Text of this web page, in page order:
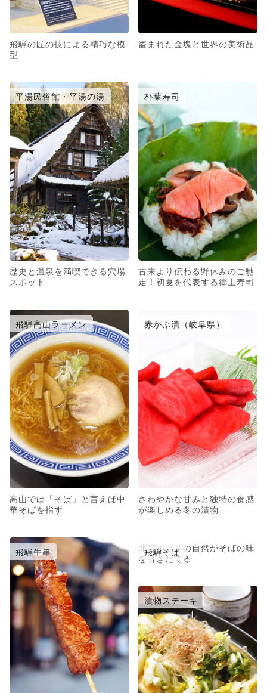
飛騨の匠の技による精巧な模
型
盗まれた金塊と世界の美術品
平湯民俗館・平湯の湯
歴史と温泉を満喫できる穴場
スポット
朴葉寿司
古来より伝わる野休みのご馳
走！初夏を代表する郷土寿司
飛騨高山ラーメン
高山では「そば」と言えば中
華そばを指す
赤かぶ漬（岐阜県）
さわやかな甘みと独特の食感
が楽しめる冬の漬物
飛騨牛串 飛騨そば
北アルプスの自然がそばの味
を引きたてる
漬物ステーキ